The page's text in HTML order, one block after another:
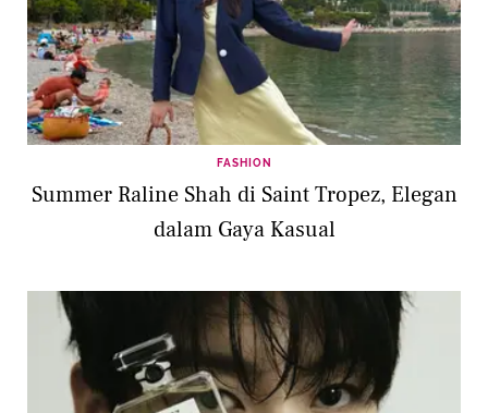
FASHION
Summer Raline Shah di Saint Tropez, Elegan
dalam Gaya Kasual